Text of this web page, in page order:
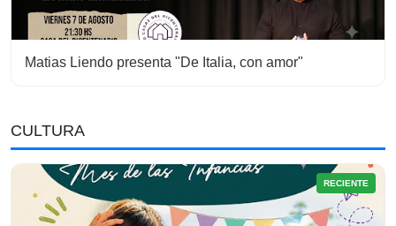
Matias Liendo presenta "De Italia, con amor"
CULTURA
RECIENTE